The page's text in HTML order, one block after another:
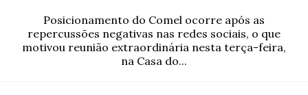
Posicionamento do Comel ocorre após as
repercussões negativas nas redes sociais, o que
motivou reunião extraordinária nesta terça-feira,
na Casa do...